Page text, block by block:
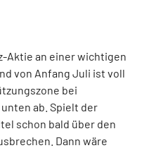
Aktie an einer wichtigen
von Anfang Juli ist voll
bei
unten ab. Spielt der
schon bald über den
Dann wäre